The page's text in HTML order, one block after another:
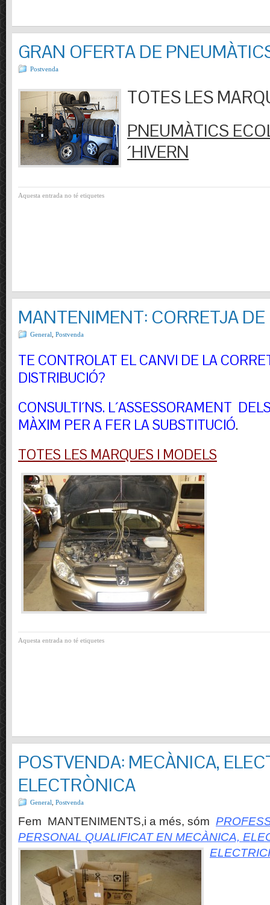
GRAN OFERTA DE
Postvenda
TOTES LES
PNEUMÀTICS
´HIVERN
Aquesta entrada no té etiquetes
MANTENIMENT: CORRETJA
General Postvenda
TE CONTROLAT EL CANVI DE LA
DISTRIBUCIÓ?
CONSULTI´NS. L´ASSESSORAMENT
MÀXIM PER A FER LA SUBSTITUCIÓ.
TOTES LES MARQUES I MODELS
Aquesta entrada no té etiquetes
POSTVENDA: MECÀNICA,
ELECTRÒNICA
General Postvenda
Fem MANTENIMENTS,i a més, sóm
PERSONAL QUALIFICAT EN MECÀNICA,